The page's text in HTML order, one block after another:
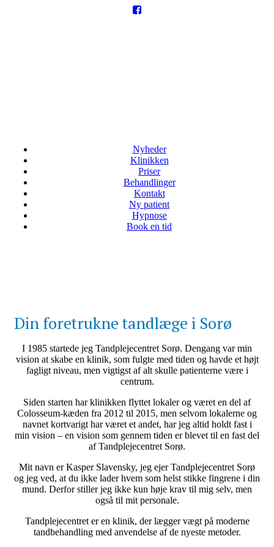
Nyheder
Klinikken
Priser
Behandlinger
Kontakt
Ny patient
Hypnose
Book en tid
Din foretrukne tandlæge i Sorø
I 1985 startede jeg Tandplejecentret Sorø. Dengang var min
vision at skabe en klinik, som fulgte med tiden og havde et højt
fagligt niveau, men vigtigst af alt skulle patienterne være i
centrum.
Siden starten har klinikken flyttet lokaler og været en del af
Colosseum-kæden fra 2012 til 2015, men selvom lokalerne og
navnet kortvarigt har været et andet, har jeg altid holdt fast i
min vision – en vision som gennem tiden er blevet til en fast del
af Tandplejecentret Sorø.
Mit navn er Kasper Slavensky, jeg ejer Tandplejecentret Sorø
og jeg ved, at du ikke lader hvem som helst stikke fingrene i din
mund. Derfor stiller jeg ikke kun høje krav til mig selv, men
også til mit personale.
Tandplejecentret er en klinik, der lægger vægt på moderne
tandbehandling med anvendelse af de nyeste metoder.